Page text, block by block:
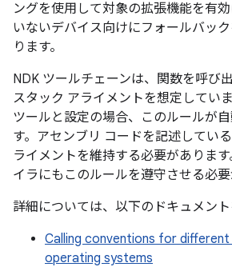
ングを使用して対象の拡張機能を有
いないデバイス向けにフォールバッ
ります。
NDK ツールチェーンは、関数を呼び
スタック アライメントを想定してい
ツールと設定の場合、このルールが
す。アセンブリ コードを記述してい
ライメントを維持する必要がありま
イラにもこのルールを遵守させる必要
詳細については、以下のドキュメント
Calling conventions for different
operating systems